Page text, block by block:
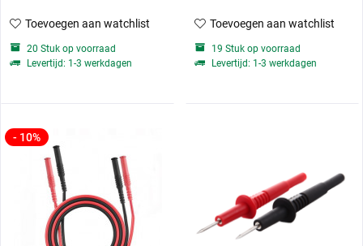
Toevoegen aan watchlist
20 Stuk op voorraad
Levertijd: 1-3 werkdagen
Toevoegen aan watchlist
19 Stuk op voorraad
Levertijd: 1-3 werkdagen
- 10%